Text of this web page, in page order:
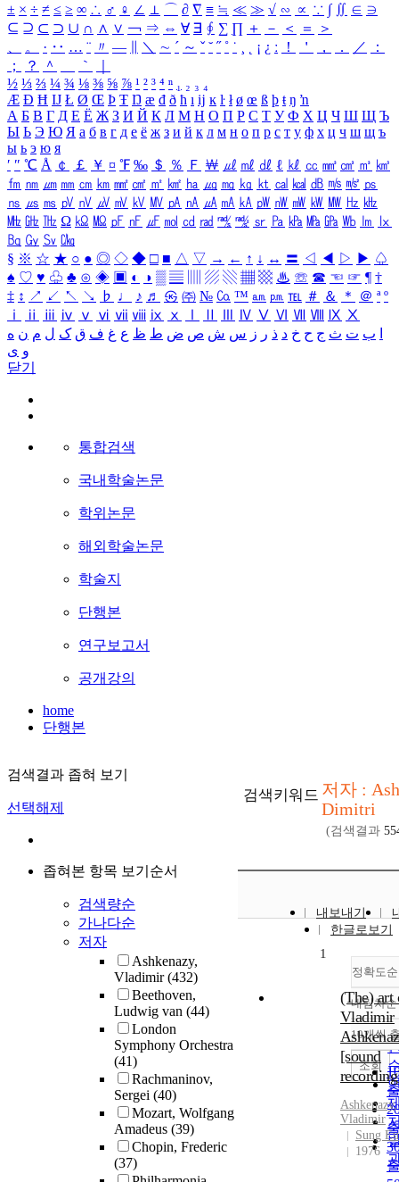
± × ÷ ≠ ≤ ≥ ∞ ∴ ♂ ♀ ∠ ⊥ ⌒ ∂ ∇ ≡ ≒ ≪ ≫ √ ∽ ∝ ∵ ∫ ∬ ∈ ∋
⊆ ⊇ ⊂ ⊃ ∪ ∩ ∧ ∨ ￢ ⇒ ⇔ ∀ ∃ ∮ ∑ ∏ ＋ － ＜ ＝
＞
、
。 · ‥ … ¨ 〃 ― ＼ ∼ ´ ～ ˇ ˘ ˝ ˚ ˙ ¸ ¡ ¿ ː ！ ＇ ， ． ／
：
；
？ ＾ ｀
½ ⅓ ⅔ ¼ ¾ ⅛ ⅜ ⅝ ⅞ ¹ ² ³ ⁴ ⁿ ₁ ₂ ₃ ₄
Æ Ð Ħ Ĳ Ł Ø Œ Þ Ŧ Ŋ æ đ ð ħ ı ĳ ĸ ŀ ł ø œ ß þ ŧ ŋ ŉ
А Б В Г Д Е Ё Ж З И Й К Л М Н О П Р С Т У Ф Х Ц Ч Ш Щ Ъ
Ы Ь Э Ю Я а б в г д е ё ж з и й к л м н о п р с т у ф х ц ч ш щ ъ
ы ь э ю я
′ ″ ℃ Å ￠ ￡ ￥ ¤ ℉ ‰ ＄ ％ Ｆ ￦ ㎕ ㎖ ㎗ ℓ ㎘ ㏄ ㎣ ㎤ ㎥ ㎦
㎙ ㎚ ㎛ ㎜ ㎝ ㎞ ㎟ ㎠ ㎡ ㎢ ㏊ ㎍ ㎎ ㎏ ㏏ ㎈ ㎉ ㏈ ㎧ ㎨ ㎰
㎱ ㎲ ㎳ ㎴ ㎵ ㎶ ㎷ ㎸ ㎹ ㎀ ㎁ ㎂ ㎃ ㎄ ㎺ ㎻ ㎽ ㎾ ㎿ ㎐ ㎑
㎒ ㎓ ㎔ Ω ㏀ ㏁ ㎊ ㎋ ㎌ ㏖ ㏅ ㎭ ㎮ ㎯ ㏛ ㎩ ㎪ ㎫ ㎬ ㏝ ㏐
㏓
㏃ ㏉ ㏜ ㏆
§ ※ ☆ ★ ○ ● ◎ ◇ ◆ □ ■ △ ▽ → ← ↑ ↓ ↔ 〓 ◁ ◀ ▷ ▶ ♤
♠ ♡ ♥ ♧ ♣ ⊙ ◈ ▣ ◐ ◑ ▒ ▤ ▨ ▧ ▦ ▩ ♨ ☏ ☎ ☜ ☞ ¶ †
‡ ↕ ↗ ↙ ↖ ↘ ♭ ♩ ♪ ♬ ㉿ ㈜ № ㏇ ™ ㏂ ㏘ ℡ ＃ ＆ ＊ ＠ ª º
ⅰ
ⅱ ⅲ ⅳ ⅴ ⅵ ⅶ ⅷ ⅸ ⅹ Ⅳ Ⅴ Ⅵ Ⅶ Ⅷ Ⅸ Ⅹ
ب ت ث ج ح خ د ذ ر ز س ش ص ض ط ظ ع غ ف ق ک ل م ن ه
و ی
닫기
통합검색
국내학술논문
학위논문
해외학술논문
학술지
단행본
연구보고서
공개강의
home
단행본
검색결과 좁혀 보기
선택해제
좁혀본 항목 보기순서
검색량순
가나다순
저자
Ashkenazy,
Vladimir(432)
Beethoven,
Ludwig van (44)
London
Symphony Orchestra
(41)
Rachmaninov,
Sergei (40)
Mozart, Wolfgang
Amadeus (39)
Chopin, Frederic
(37)
검색키워드 저자 :
Dimitri
(검색결과
내보내기
한글로보기
정확도순
내림차순
10개씩
조회
1
(The) art
Vladimir
[sound
Ashkenazy,
Vladimir
Sung
1976